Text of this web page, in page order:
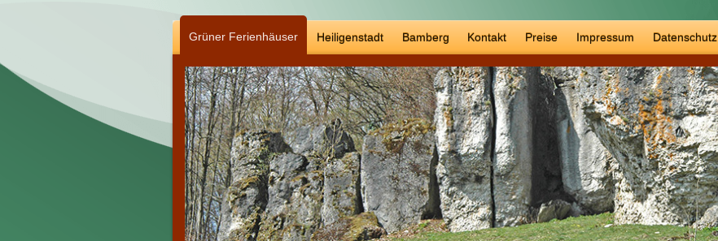
Grüner Ferienhäuser Heiligenstadt Bamberg Kontakt Preise Impressum Datenschutz